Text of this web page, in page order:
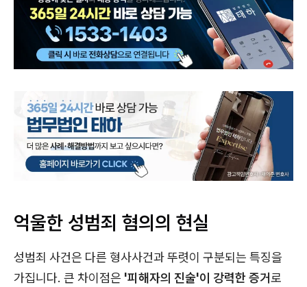
억울한 성범죄 혐의의 현실
성범죄 사건은 다른 형사사건과 뚜렷이 구분되는 특징을
가집니다. 큰 차이점은 '피해자의 진술'이 강력한 증거로